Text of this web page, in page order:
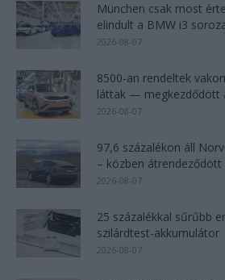
München csak most
elindult a BMW i3
2026-08-07
8500-an rendeltek
láttak — megkezdődött
2026-08-07
97,6 százalékon áll
– közben
2026-08-07
25 százalékkal sűrűbb
szilárdtest-akkumulátor
2026-08-07